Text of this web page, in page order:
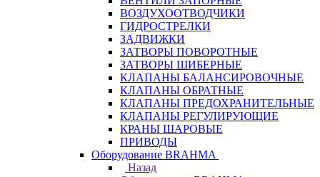
ВОЗДУХООТВОДЧИКИ
ГИДРОСТРЕЛКИ
ЗАДВИЖКИ
ЗАТВОРЫ ПОВОРОТНЫЕ
ЗАТВОРЫ ШИБЕРНЫЕ
КЛАПАНЫ БАЛАНСИРОВОЧНЫЕ
КЛАПАНЫ ОБРАТНЫЕ
КЛАПАНЫ ПРЕДОХРАНИТЕЛЬНЫЕ
КЛАПАНЫ РЕГУЛИРУЮЩИЕ
КРАНЫ ШАРОВЫЕ
ПРИВОДЫ
Оборудование BRAHMA
Назад